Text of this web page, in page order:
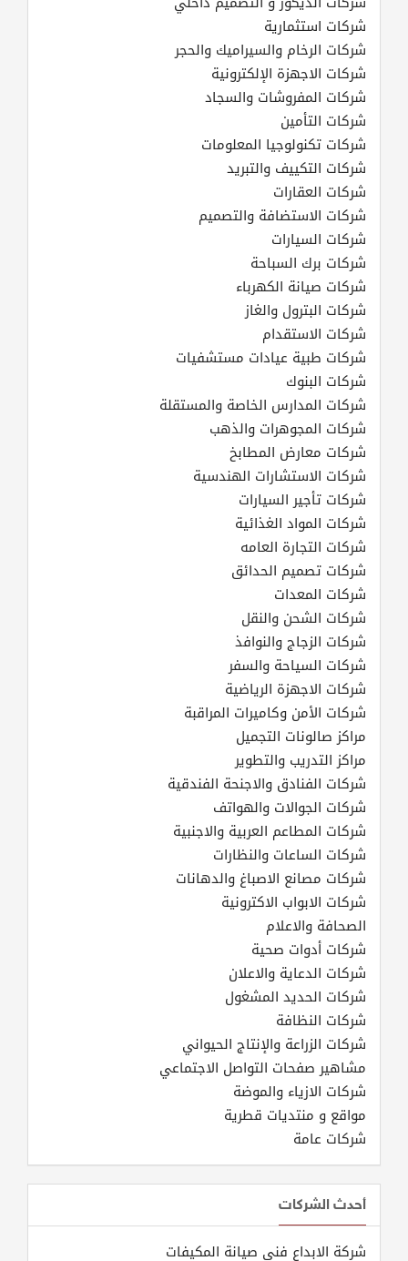
شركات استثمارية
شركات الرخام والسيراميك والحجر
شركات الاجهزة الإلكترونية
شركات المفروشات والسجاد
شركات التأمين
شركات تكنولوجيا المعلومات
شركات التكييف والتبريد
شركات العقارات
شركات الاستضافة والتصميم
شركات السيارات
شركات برك السباحة
شركات صيانة الكهرباء
شركات البترول والغاز
شركات الاستقدام
شركات طبية عيادات مستشفيات
شركات البنوك
شركات المدارس الخاصة والمستقلة
شركات المجوهرات والذهب
شركات معارض المطابخ
شركات الاستشارات الهندسية
شركات تأجير السيارات
شركات المواد الغذائية
شركات التجارة العامه
شركات تصميم الحدائق
شركات المعدات
شركات الشحن والنقل
شركات الزجاج والنوافذ
شركات السياحة والسفر
شركات الاجهزة الرياضية
شركات الأمن وكاميرات المراقبة
مراكز صالونات التجميل
مراكز التدريب والتطوير
شركات الفنادق والاجنحة الفندقية
شركات الجوالات والهواتف
شركات المطاعم العربية والاجنبية
شركات الساعات والنظارات
شركات مصانع الاصباغ والدهانات
شركات الابواب الاكترونية
الصحافة والاعلام
شركات أدوات صحية
شركات الدعاية والاعلان
شركات الحديد المشغول
شركات النظافة
شركات الزراعة والإنتاج الحيواني
مشاهير صفحات التواصل الاجتماعي
شركات الازياء والموضة
مواقع و منتديات قطرية
شركات عامة
أحدث الشركات
شركة الابداع فني صيانة المكيفات